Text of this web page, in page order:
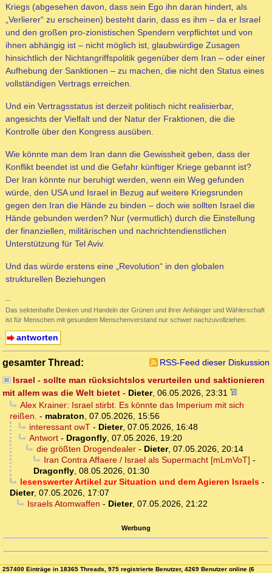
Kriegs (abgesehen davon, dass sein Ego ihn daran hindert, als
„Verlierer“ zu erscheinen) besteht darin, dass es ihm – da er Israel
und den großen pro-zionistischen Spendern verpflichtet und von
ihnen abhängig ist – nicht möglich ist, glaubwürdige Zusagen
hinsichtlich der Nichtangriffspolitik gegenüber dem Iran – oder einer
Aufhebung der Sanktionen – zu machen, die nicht den Status eines
vollständigen Vertrags erreichen.
Und ein Vertragsstatus ist derzeit politisch nicht realisierbar,
angesichts der Vielfalt und der Natur der Fraktionen, die die
Kontrolle über den Kongress ausüben.
Wie könnte man dem Iran dann die Gewissheit geben, dass der
Konflikt beendet ist und die Gefahr künftiger Kriege gebannt ist?
Der Iran könnte nur beruhigt werden, wenn ein Weg gefunden
würde, den USA und Israel in Bezug auf weitere Kriegsrunden
gegen den Iran die Hände zu binden – doch wie sollten Israel die
Hände gebunden werden? Nur (vermutlich) durch die Einstellung
der finanziellen, militärischen und nachrichtendienstlichen
Unterstützung für Tel Aviv.
Und das würde erstens eine „Revolution“ in den globalen
strukturellen Beziehungen
--
Das sektenhafte Denken und Handeln der Grünen und ihrer Anhänger und Wählerschaft
ist für Menschen mit gesundem Menschenverstand nur schwer nachzuvollziehen.
antworten
gesamter Thread:
RSS-Feed dieser Diskussion
Israel - sollte man rücksichtslos verurteilen und saktionieren
mit allem was die Welt bietet - Dieter, 06.05.2026, 23:31
Alex Krainer: Israel stirbt. Es könnte das Imperium mit sich
reißen. - mabraton, 07.05.2026, 15:56
interessant owT- Dieter, 07.05.2026, 16:48
Antwort- Dragonfly, 07.05.2026, 19:20
die größten Drogendealer- Dieter, 07.05.2026, 20:14
Iran Contra Affaere / Israel als Supermacht [mLmVoT] -
Dragonfly, 08.05.2026, 01:30
lesenswerter Artikel zur Situation und dem Agieren Israels-
Dieter, 07.05.2026, 17:07
Israels Atomwaffen - Dieter, 07.05.2026, 21:22
Werbung
257400 Einträge in 18365 Threads, 975 registrierte Benutzer, 4269 Benutzer online (6